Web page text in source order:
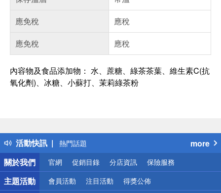
應免稅
應稅
應免稅
應稅
內容物及食品添加物： 水、蔗糖、綠茶茶葉、維生素C(抗
氧化劑)、冰糖、小蘇打、茉莉綠茶粉
活動快訊
得獎公告
熱門話題
銀行優惠
偏遠地區配送
詐騙網頁！請小心！
more
關於我們
官網 促銷目錄 分店資訊 保險服務
主題活動 會員活動 注目活動 得獎公佈